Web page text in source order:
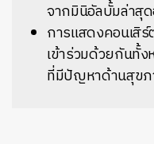
จากมินิอัลบั้มล่าสุด
การแสดงคอนเสิ
เข้าร่วมด้วยกันทั้ง
ที่มีปัญหาด้านสุข